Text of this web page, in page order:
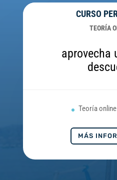
CURSO
TEORÍA
aprovecha
Teoría
MÁS